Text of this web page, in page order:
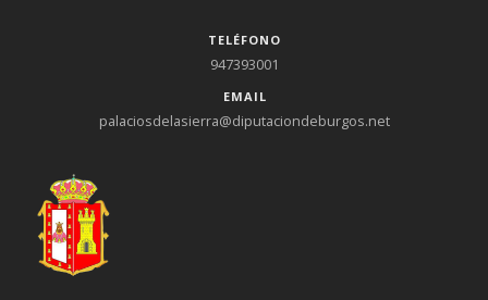
TELÉFONO
947393001
EMAIL
palaciosdelasierra@diputaciondeburgos.net